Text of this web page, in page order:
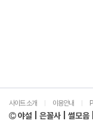
사이트 소개 이용안내
야설 | 은꼴사 | 썰모음